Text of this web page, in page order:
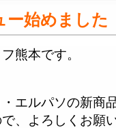
ー始めました
熊本です。
エルパソの新商
、よろしくお願